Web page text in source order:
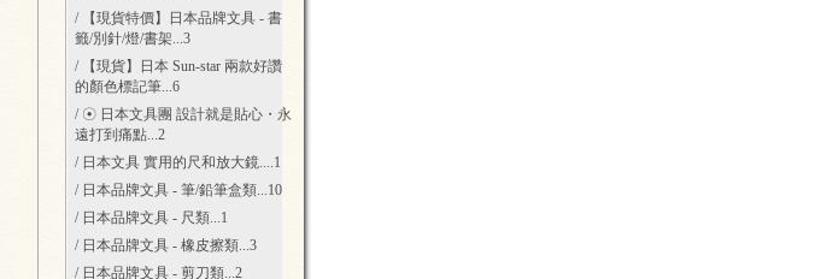
/ 【現貨特價】日本品牌文具 - 書
籤/別針/燈/書架...3
/ 【現貨】日本 Sun-star 兩款好讚
的顏色標記筆...6
/ ☉ 日本文具團 設計就是貼心・永
遠打到痛點...2
/ 日本文具 實用的尺和放大鏡....1
/ 日本品牌文具 - 筆/鉛筆盒類...10
/ 日本品牌文具 - 尺類...1
/ 日本品牌文具 - 橡皮擦類...3
/ 日本品牌文具 - 剪刀類...2